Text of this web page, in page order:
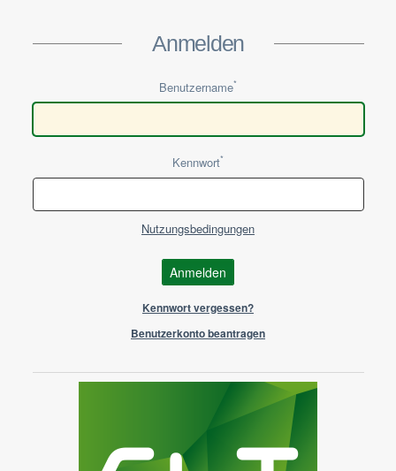
Anmelden
Benutzername*
Kennwort*
Nutzungsbedingungen
Anmelden
Kennwort vergessen?
Benutzerkonto beantragen